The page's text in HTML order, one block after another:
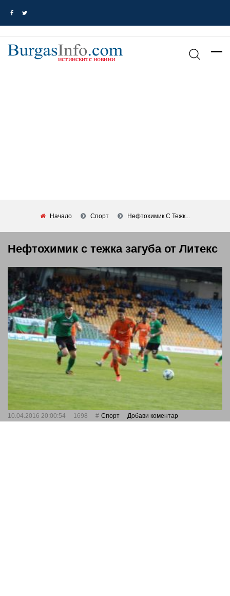
Начало Спорт Нефтохимик С Тежк...
Нефтохимик с тежка загуба от Литекс
10.04.2016 20:00:54 1698 Спорт Добави коментар